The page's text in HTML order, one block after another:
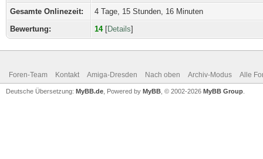
Gesamte Onlinezeit:
4 Tage, 15 Stunden, 16 Minuten
Bewertung:
14 [Details]
Foren-Team Kontakt Amiga-Dresden Nach oben Archiv-Modus Alle
Deutsche Übersetzung: MyBB.de , Powered by MyBB , © 2002-2026 MyBB Group